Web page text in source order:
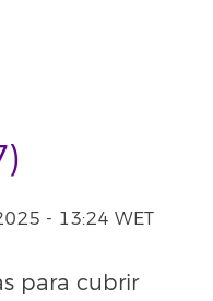
- 13:24 WET
para cubrir